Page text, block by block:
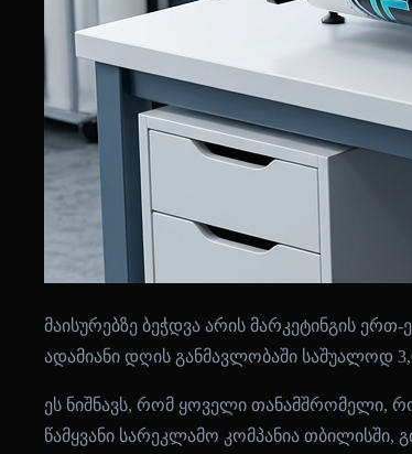
მაისურებზე ბეჭდვა არის მარკეტინგის
ადამიანი დღის განმავლობაში საშუალოდ
ეს ნიშნავს, რომ ყოველი თანამშრომელი,
წამყვანი სარეკლამო კომპანია თბილისში,